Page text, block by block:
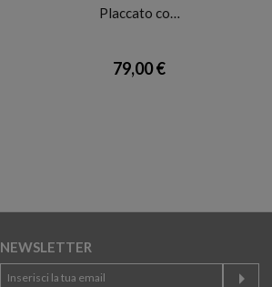
Placcato co…
79,00 €
NEWSLETTER